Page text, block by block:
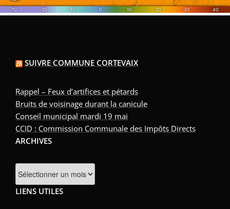
SUIVRE COMMUNE CORTEVAIX
Rappel – Feux d’artifices et pétards
Bruits de voisinage durant la canicule
Conseil municipal mardi 19 mai
CCID : Commission Communale des Impôts Directs
ARCHIVES
Archives
LIENS UTILES